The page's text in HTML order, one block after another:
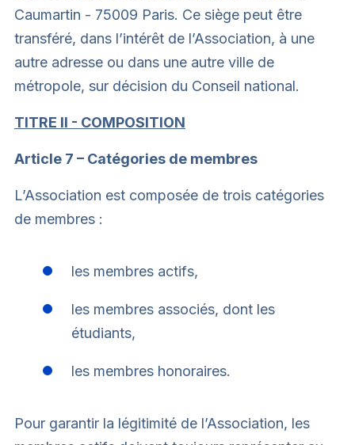
Caumartin - 75009 Paris. Ce siège peut être
transféré, dans l’intérêt de l’Association, à une
autre adresse ou dans une autre ville de
métropole, sur décision du Conseil national.
TITRE II - COMPOSITION
Article 7 – Catégories de membres
L’Association est composée de trois catégories
de membres :
les membres actifs,
les membres associés, dont les
étudiants,
les membres honoraires.
Pour garantir la légitimité de l’Association, les